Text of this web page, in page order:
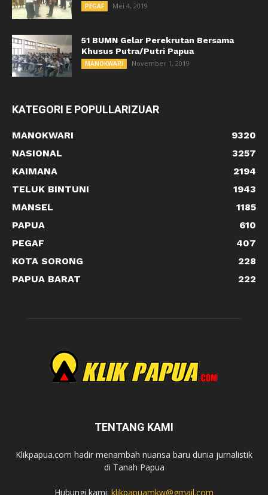
PEGAF Mei 4, 2019
51 BUMN Gelar Perekrutan Bersama
Khusus Putra/Putri Papua
MANOKWARI November 1, 2019
KATEGORI E POPULLARIZUAR
MANOKWARI
9320
NASIONAL
3257
KAIMANA
2194
TELUK BINTUNI
1943
MANSEL
1185
PAPUA
610
PEGAF
407
KOTA SORONG
228
PAPUA BARAT
222
TENTANG KAMI
Klikpapua.com hadir menambah nuansa baru dunia jurnalistik
di Tanah Papua
Hubungi kami: klikpapuamkw@gmail.com